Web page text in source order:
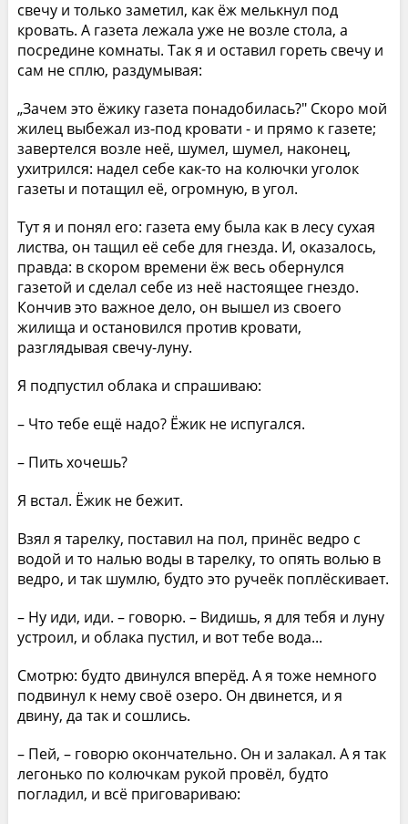
свечу и только заметил, как ёж мелькнул под
кровать. А газета лежала уже не возле стола, а
посредине комнаты. Так я и оставил гореть свечу и
сам не сплю, раздумывая:
„Зачем это ёжику газета понадобилась?" Скоро мой
жилец выбежал из-под кровати - и прямо к газете;
завертелся возле неё, шумел, шумел, наконец,
ухитрился: надел себе как-то на колючки уголок
газеты и потащил её, огромную, в угол.
Тут я и понял его: газета ему была как в лесу сухая
листва, он тащил её себе для гнезда. И, оказалось,
правда: в скором времени ёж весь обернулся
газетой и сделал себе из неё настоящее гнездо.
Кончив это важное дело, он вышел из своего
жилища и остановился против кровати,
разглядывая свечу-луну.
Я подпустил облака и спрашиваю:
– Что тебе ещё надо? Ёжик не испугался.
– Пить хочешь?
Я встал. Ёжик не бежит.
Взял я тарелку, поставил на пол, принёс ведро с
водой и то налью воды в тарелку, то опять волью в
ведро, и так шумлю, будто это ручеёк поплёскивает.
– Ну иди, иди. – говорю. – Видишь, я для тебя и луну
устроил, и облака пустил, и вот тебе вода...
Смотрю: будто двинулся вперёд. А я тоже немного
подвинул к нему своё озеро. Он двинется, и я
двину, да так и сошлись.
– Пей, – говорю окончательно. Он и залакал. А я так
легонько по колючкам рукой провёл, будто
погладил, и всё приговариваю: